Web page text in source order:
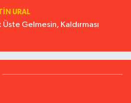
URAL
Üste Gelmesin, Kaldırması